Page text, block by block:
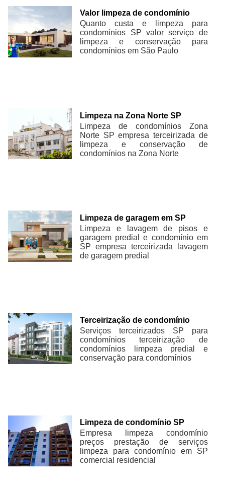
Valor limpeza de condomínio
Quanto custa e limpeza para
condomínios SP valor serviço de
limpeza e conservação para
condomínios em São Paulo
Limpeza na Zona Norte SP
Limpeza de condomínios Zona
Norte SP empresa terceirizada de
limpeza e conservação de
condomínios na Zona Norte
Limpeza de garagem em SP
Limpeza e lavagem de pisos e
garagem predial e condomínio em
SP empresa terceirizada lavagem
de garagem predial
Terceirização de condomínio
Serviços terceirizados SP para
condomínios terceirização de
condomínios limpeza predial e
conservação para condomínios
Limpeza de condomínio SP
Empresa limpeza condomínio
preços prestação de serviços
limpeza para condomínio em SP
comercial residencial